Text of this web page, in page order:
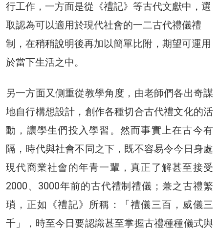
行工作，一方面是從《禮記》等古代文獻中，選
取認為可以適用於現代社會的一二古代禮儀禮
制，在稍稍說明後再加以簡單比附，期望可運用
於當下生活之中。
另一方面又側重從教學角度，由老師們各出奇謀
地自行構想設計，創作各種切合古代禮文化的活
動，讓學生們投入學習。然而事實上在古今有
隔，時代與社會不同之下，既不容易令今日身處
現代商業社會的年青一輩，真正了解甚至接受
2000、3000年前的古代禮制禮儀；兼之古禮繁
瑣，正如《禮記》所稱：「禮儀三百，威儀三
千」，時至今日要認識甚至掌握古禮種種儀式與